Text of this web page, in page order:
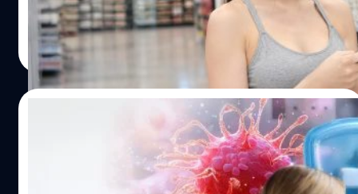
ผ่านของรางวัลก็อาจเป็นการจุดประกายให้คนเข้าใจความ
สำคัญและประโยชน์ของการออกกำลังกายมากขึ้นและง่ายขึ้น
เมื่อเทียบกับการบอกว่าวิ่งแล้ว “สุขภาพดีในอนาคต” ซึ่งเป็น
นามธรรมและเห็นผลช้ากว่า ปรากฏการณ์นี้สะท้อนให้เห็นว่า
แบรนด์ต่าง ๆ จับทางจิตวิทยาผู้บริโภคในกระแสการวิ่งได้
อย่างเฉียบคม เพราะแม้คนทั้งหลายจะรู้ว่านี่เป็นแคมเปญการ
ตลาดแบบโต้ง ๆ แต่ก็พร้อมกระโจนเข้าไป ต่างจากการตลาด
แบบเดิมที่พอคนรู้ว่าเป็นแคมเปญก็มักจะเซย์โนส่ายหน้าหนีไว้
ก่อน เพราะนอกจากรางวัลที่ได้แล้ว การเข้าร่วมแคมเปญตาม
เทรนด์เหล่านี้ ยังทำให้คนรู้สึกเป็นส่วนหนึ่งของสังคม ซึ่งเป็น
งวดกับอาหารการกิน ซึ่งแน่นอนว่าการแทร็กอาหารหรือ
โภชนาการโดยส่วนมากไม่ได้เกิดจากคลังความรู้ของตัวเองแต่
อย่างใด เพราะส่วนใหญ่จะหนีไม่พ้นการใช้โมเดล AI ส่วนตัว
หรือแอปฯ คุมอาหาร แอปฯ Yuka เป็นอีกหนึ่งแอปฯ จากผู้
สร้างชาวฝรั่งเศสที่กำลังเป็นที่นิยมสูงในสหรัฐฯ โดยแอปฯ นี้มี
หลักการใช้งานง่าย ๆ คือเราเปิดแอปฯ สแกนไปที่บาร์โคด
สินค้า แล้วระบบจะแสดงผลขึ้นมาว่าเป็นสีแดง สีเขียว หรือสี
ส้ม พร้อมอธิบายว่าในสินค้าชิ้นนี้มีสารอาหารที่จำเป็นและไม่
จำเป็นต่อร่างกายในปริมาณเท่าไหร่ ซึ่งเป็นการคำนวณอ้างอิง
จากหลักโภชนาการ และค่าอาหารที่บริษัทผลิตอาหารระบุไว้
กานต์สิรี บัววิชัยศิลป์ | 23 days ago
Read More
ความหวังใหม่ในการรักษามะเร็ง ผลิตเซลล์
รักษาได้ไม่จำกัด